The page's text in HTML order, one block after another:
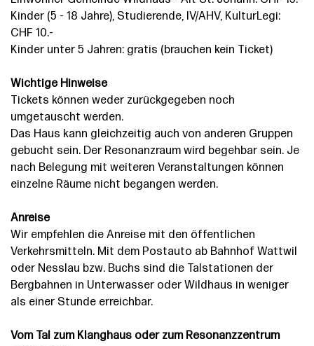
Kinder (5 - 18 Jahre), Studierende, IV/AHV, KulturLegi:
CHF 10.-
Kinder unter 5 Jahren: gratis (brauchen kein Ticket)
Wichtige Hinweise
Tickets können weder zurückgegeben noch
umgetauscht werden.
Das Haus kann gleichzeitig auch von anderen Gruppen
gebucht sein. Der Resonanzraum wird begehbar sein. Je
nach Belegung mit weiteren Veranstaltungen können
einzelne Räume nicht begangen werden.
Anreise
Wir empfehlen die Anreise mit den öffentlichen
Verkehrsmitteln. Mit dem Postauto ab Bahnhof Wattwil
oder Nesslau bzw. Buchs sind die Talstationen der
Bergbahnen in Unterwasser oder Wildhaus in weniger
als einer Stunde erreichbar.
Vom Tal zum Klanghaus oder zum Resonanzzentrum